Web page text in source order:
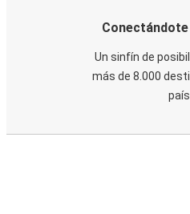
Un sinfín de
más de 8.000